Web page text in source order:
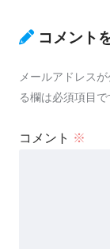
コメント
メールアドレス
る欄は必須項目で
コメント ※